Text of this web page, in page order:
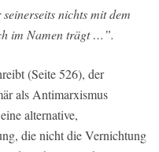
nichts mit dem
im Namen trägt …”.
(Seite 526), der
als Antimarxismus
alternative,
die nicht die Vernichtung